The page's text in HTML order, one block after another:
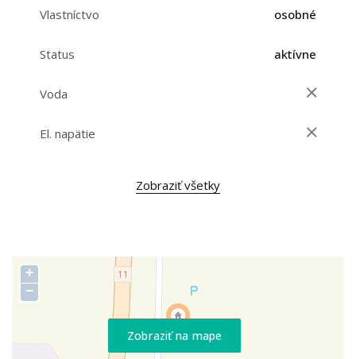
Vlastníctvo osobné
Status aktívne
Voda
El. napätie
Zobraziť všetky
Zobraziť na mape
+
−